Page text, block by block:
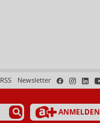
Newsletter
RSS
ANMELDEN